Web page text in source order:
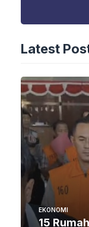
Latest
EKONOMI
15